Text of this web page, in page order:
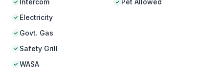
Intercom
Electricity
Govt. Gas
Safety Grill
WASA
Pet Allowed